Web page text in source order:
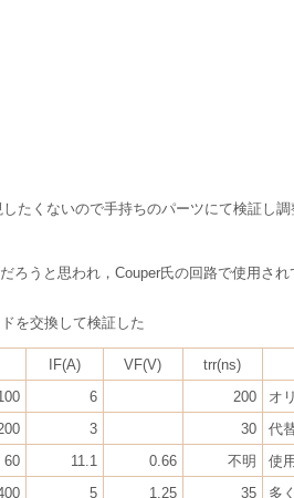
たくないので手持ちのパーツにて検証し調
ろうと思われ，Couper氏の回路で使用さ
を交換して検証した
IF(A) VF(V) trr(ns)
6 200
オ
3 30
代
60 11.1 0.66 不明
使
5 1.25 35
多